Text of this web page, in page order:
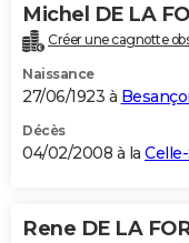
Michel DE LA
Créer une cagnotte
Naissance
27/06/1923 à
Décès
04/02/2008 à la
Rene DE LA